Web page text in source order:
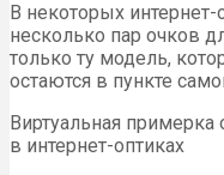
В некоторых
несколько пар очков
только ту модель,
остаются в пункте
Виртуальная
в интернет-оптиках